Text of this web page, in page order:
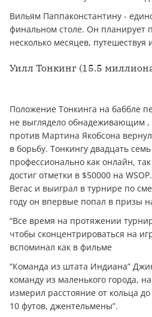
Вильям Паппаконстантину -
финальном столе. Он планирует
несколько месяцев, путешествуя
Уилл Тонкинг (15.5
Положение Тонкинга на баббле
не выглядело обнадеживающим ,
против Мартина Якобсона
в борьбу. Тонкингу двадцать
профессионально как онлайн,
достиг отметки в $50000 на
Вегас и выиграл в турнире по
году он впервые попал в призы
“Все время на протяжении
чтобы сконцентрироваться на
вспоминал как в фильме
“Команда из штата Индиана”
команду из маленького города,
измерил расстояние от кольца
10 футов, джентельмены”.